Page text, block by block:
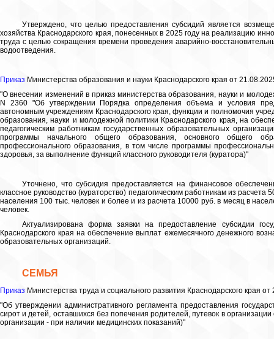
Утверждено, что целью предоставления субсидий является
хозяйства Краснодарского края, понесенных в 2025 году на реализацию
труда с целью сокращения времени проведения аварийно-
водоотведения.
Приказ Министерства образования и науки Краснодарского края от
"О внесении изменений в приказ министерства образования, науки и
N 2360 "Об утверждении Порядка определения объема и условия
автономным учреждениям Краснодарского края, функции и полномочия
образования, науки и молодежной политики Краснодарского края, на
педагогическим работникам государственных образовательных
программы начального общего образования, основного общего
профессионального образования, в том числе программы
здоровья, за выполнение функций классного руководителя (куратора)"
Уточнено, что субсидия предоставляется на финансовое
классное руководство (кураторство) педагогическим работникам из
населения 100 тыс. человек и более и из расчета 10000 руб. в месяц в
человек.
Актуализирована форма заявки на предоставление субсидии
Краснодарского края на обеспечение выплат ежемесячного денежного
образовательных организаций.
СЕМЬЯ
Приказ Министерства труда и социального развития Краснодарского края
"Об утверждении административного регламента предоставления
сирот и детей, оставшихся без попечения родителей, путевок в
организации - при наличии медицинских показаний)"